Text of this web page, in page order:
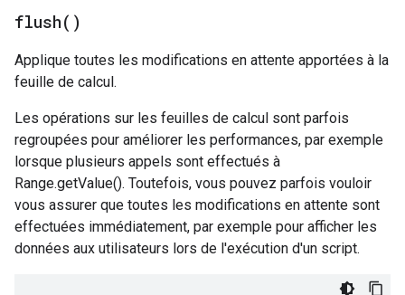
flush( )
Applique toutes les modifications en attente apportées à la
feuille de calcul.
Les opérations sur les feuilles de calcul sont parfois
regroupées pour améliorer les performances, par exemple
lorsque plusieurs appels sont effectués à
Range.getValue(). Toutefois, vous pouvez parfois vouloir
vous assurer que toutes les modifications en attente sont
effectuées immédiatement, par exemple pour afficher les
données aux utilisateurs lors de l'exécution d'un script.